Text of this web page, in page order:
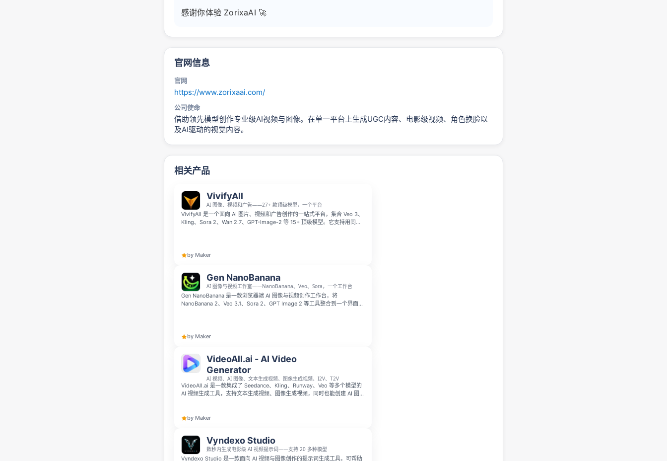
感谢你体验 ZorixaAI 🚀
官网信息
官网
https://www.zorixaai.com/
公司使命
借助领先模型创作专业级AI视频与图像。在单一平台上生成UGC内容、电影级视频、角色换脸以
及AI驱动的视觉内容。
相关产品
VivifyAll
AI 图像、视频和广告——27+ 款顶级模型，一个平台
VivifyAll 是一个面向 AI 图片、视频和广告创作的一站式平台，集合 Veo 3、
Kling、Sora 2、Wan 2.7、GPT-Image-2 等 15+ 顶级模型。它支持用同一
by Maker
Gen NanoBanana
AI 图像与视频工作室——NanoBanana、Veo、Sora，一个工作台
Gen NanoBanana 是一款浏览器端 AI 图像与视频创作工作台，将
NanoBanana 2、Veo 3.1、Sora 2、GPT Image 2 等工具整合到一个界面
by Maker
VideoAll.ai - AI Video
Generator
AI 视频、AI 图像、文本生成视频、图像生成视频、I2V、T2V
VideoAll.ai 是一款集成了 Seedance、Kling、Runway、Veo 等多个模型的
AI 视频生成工具，支持文本生成视频、图像生成视频，同时也能创建 AI 图
by Maker
Vyndexo Studio
数秒内生成电影级 AI 视频提示词——支持 20 多种模型
Vyndexo Studio 是一款面向 AI 视频与图像创作的提示词生成工具，可帮助